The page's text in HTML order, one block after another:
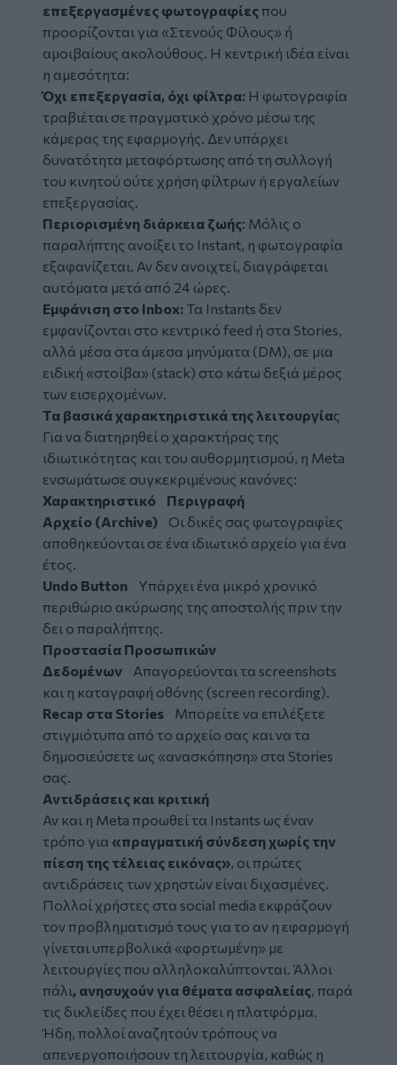
επεξεργασμένες φωτογραφίεςπου
προορίζονται για «Στενούς Φίλους» ή
αμοιβαίους ακολούθους. Η κεντρική ιδέα είναι
η αμεσότητα:
Όχι επεξεργασία, όχι φίλτρα: Η φωτογραφία
τραβιέται σε πραγματικό χρόνο μέσω της
κάμερας της εφαρμογής. Δεν υπάρχει
δυνατότητα μεταφόρτωσης από τη συλλογή
του κινητού ούτε χρήση φίλτρων ή εργαλείων
επεξεργασίας.
Περιορισμένη διάρκεια ζωής: Μόλις ο
παραλήπτης ανοίξει το Instant, η φωτογραφία
εξαφανίζεται. Αν δεν ανοιχτεί, διαγράφεται
αυτόματα μετά από 24 ώρες.
Εμφάνιση στο Inbox: Τα Instants δεν
εμφανίζονται στο κεντρικό feed ή στα Stories,
αλλά μέσα στα άμεσα μηνύματα (DM), σε μια
ειδική «στοίβα» (stack) στο κάτω δεξιά μέρος
των εισερχομένων.
Τα βασικά χαρακτηριστικά της λειτουργίας
Για να διατηρηθεί ο χαρακτήρας της
ιδιωτικότητας και του αυθορμητισμού, η Meta
ενσωμάτωσε συγκεκριμένους κανόνες:
Χαρακτηριστικό Περιγραφή
Αρχείο (Archive)
Οι δικές σας φωτογραφίες
αποθηκεύονται σε ένα ιδιωτικό αρχείο για ένα
έτος.
Undo Button
Υπάρχει ένα μικρό χρονικό
περιθώριο ακύρωσης της αποστολής πριν την
δει ο παραλήπτης.
Προστασία Προσωπικών
Δεδομένων
Απαγορεύονται τα screenshots
και η καταγραφή οθόνης (screen recording).
Recap στα Stories Μπορείτε να επιλέξετε
στιγμιότυπα από το αρχείο σας και να τα
δημοσιεύσετε ως «ανασκόπηση» στα Stories
σας.
Αντιδράσεις και κριτική
Αν και η Meta προωθεί τα Instants ως έναν
τρόπο για «πραγματική σύνδεση χωρίς την
πίεση της τέλειας εικόνας», οι πρώτες
αντιδράσεις των χρηστών είναι διχασμένες.
Πολλοί χρήστες στα social media εκφράζουν
τον προβληματισμό τους για το αν η εφαρμογή
γίνεται υπερβολικά «φορτωμένη» με
λειτουργίες που αλληλοκαλύπτονται. Άλλοι
πάλι, ανησυχούν για θέματα ασφαλείας, παρά
τις δικλείδες που έχει θέσει η πλατφόρμα.
Ήδη, πολλοί αναζητούν τρόπους να
απενεργοποιήσουν τη λειτουργία, καθώς η